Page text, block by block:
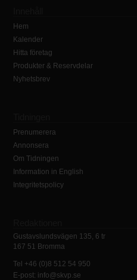
Hem
Kalender
Hitta företag
Produkter & Reservdelar
Nyhetsbrev
Prenumerera
Annonsera
Om Tidningen
Information in English
Integritetspolicy
Gustavslundsvägen 135, 6 tr
167 51 Bromma
Tel +46 (0)8 512 54 950
E-post: info@skvp.se